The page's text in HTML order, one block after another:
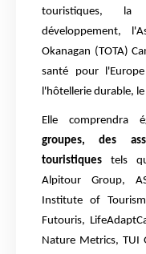
touristiques, la
développement,
Okanagan (TOTA)
santé pour
l'hôtellerie durable,
Elle comprendra
groupes, des
touristiques tels
Alpitour Group,
Institute of
Futouris,
Nature Metrics, TUI